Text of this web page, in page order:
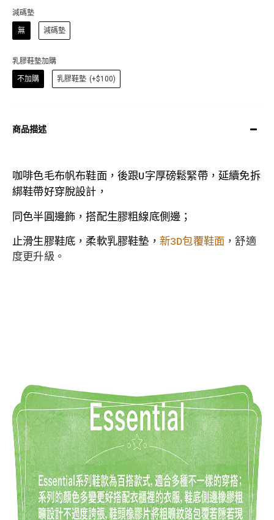
減碼墊
無 減碼墊
乳膠鞋墊加購
不加購 乳膠鞋墊 (+$100)
商品描述
咖啡色毛布帆布鞋面，後跟U字厚磅鬆緊帶，延續免拆
綁鞋帶好穿脫設計，
同色半圓邊飾，搭配生膠粗線底側邊；
止滑生膠鞋底， 柔軟乳膠鞋墊， 新3D包覆鞋面 ，舒適
度更升級。